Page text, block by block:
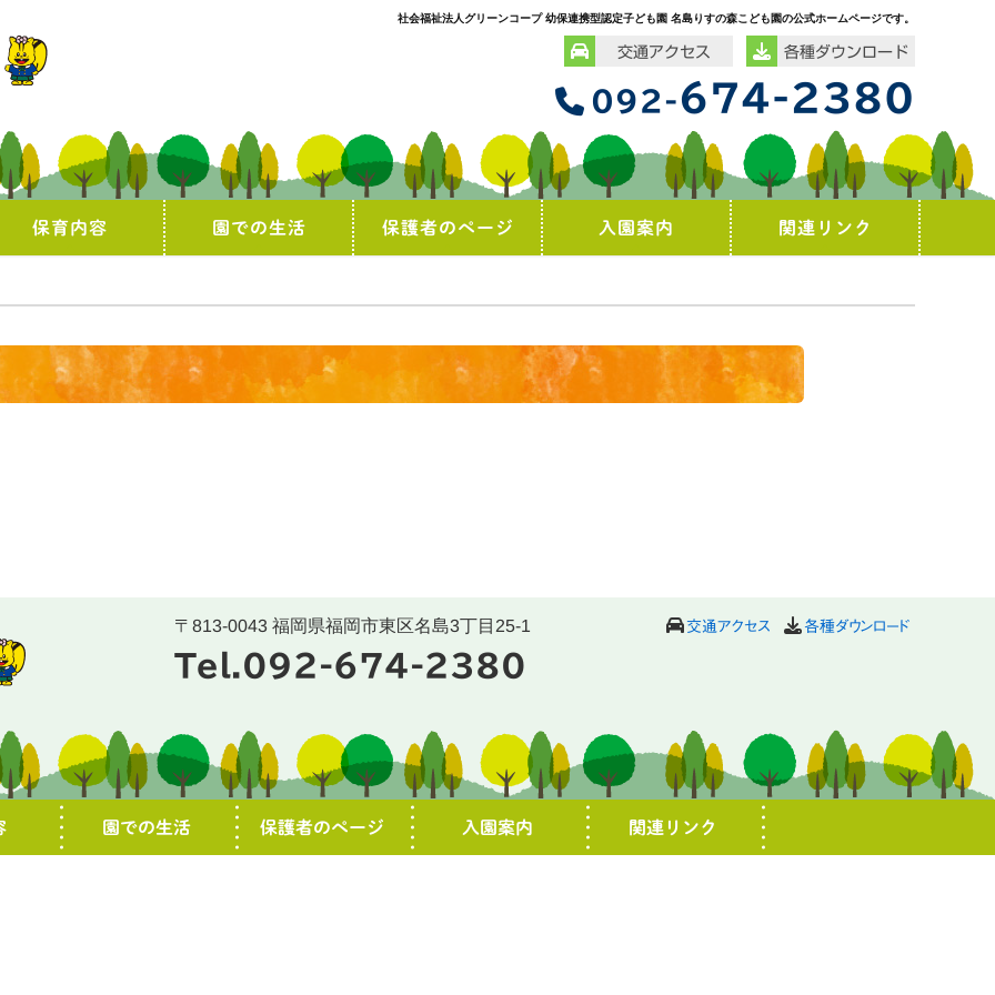
社会福祉法人グリーンコープ 幼保連携型認定子ども園 名島りすの森こども園の公式ホームページです。
交通アクセス 各種ダウンロード
092-674-2380
保育内容 園での生活 保護者のページ 入園案内 関連リンク
〒813-0043 福岡県福岡市東区名島3丁目25-1
Tel.092-674-2380
交通アクセス 各種ダウンロード
園での生活 保護者のページ 入園案内 関連リンク